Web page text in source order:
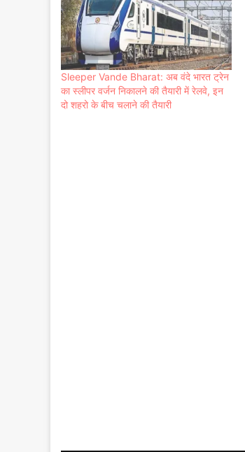
Sleeper Vande Bharat: अब वंदे भारत ट्रेन
का स्लीपर वर्जन निकालने की तैयारी में रेलवे, इन
दो शहरो के बीच चलाने की तैयारी